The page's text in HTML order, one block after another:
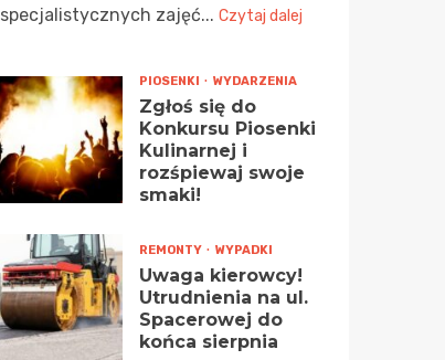
specjalistycznych zajęć... Czytaj dalej
PIOSENKI WYDARZENIA
Zgłoś się do
Konkursu Piosenki
Kulinarnej i
rozśpiewaj swoje
smaki!
REMONTY WYPADKI
Uwaga kierowcy!
Utrudnienia na ul.
Spacerowej do
końca sierpnia